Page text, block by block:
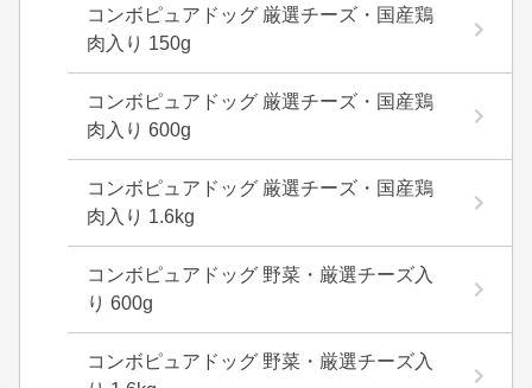
コンボピュアドッグ 厳選チーズ・国産鶏
肉入り 150g
コンボピュアドッグ 厳選チーズ・国産鶏
肉入り 600g
コンボピュアドッグ 厳選チーズ・国産鶏
肉入り 1.6kg
コンボピュアドッグ 野菜・厳選チーズ入
り 600g
コンボピュアドッグ 野菜・厳選チーズ入